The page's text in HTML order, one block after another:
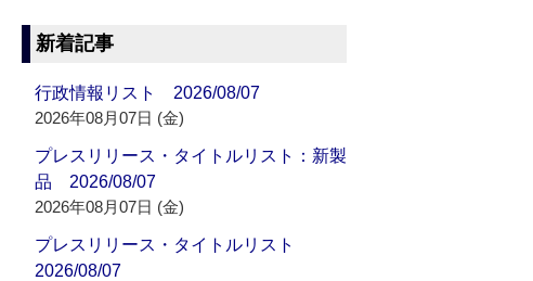
新着記事
行政情報リスト 2026/08/07
2026年08月07日 (金)
プレスリリース・タイトルリスト：新製
品 2026/08/07
2026年08月07日 (金)
プレスリリース・タイトルリスト
2026/08/07